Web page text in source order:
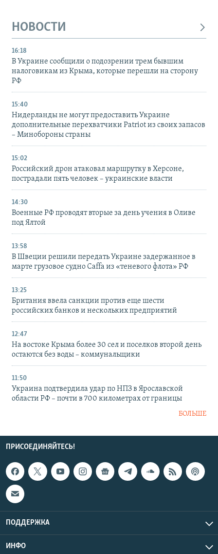
НОВОСТИ
16:18
В Украине сообщили о подозрении трем бывшим
налоговикам из Крыма, которые перешли на сторону
РФ
15:40
Нидерланды не могут предоставить Украине
дополнительные перехватчики Patriot из своих запасов
– Минобороны страны
15:02
Российский дрон атаковал маршрутку в Херсоне,
пострадали пять человек – украинские власти
14:30
Военные РФ проводят вторые за день учения в Оливе
под Ялтой
13:58
В Швеции решили передать Украине задержанное в
марте грузовое судно Caffa из «теневого флота» РФ
13:25
Британия ввела санкции против еще шести
российских банков и нескольких предприятий
12:47
На востоке Крыма более 30 сел и поселков второй день
остаются без воды – коммунальщики
11:50
Украина подтвердила удар по НПЗ в Ярославской
области РФ – почти в 700 километрах от границы
БОЛЬШЕ
ПРИСОЕДИНЯЙТЕСЬ!
ПОДДЕРЖКА
ИНФО